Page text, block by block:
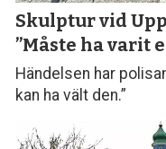
Skulptur vid
”Måste ha varit
Händelsen har
kan ha vält den.”